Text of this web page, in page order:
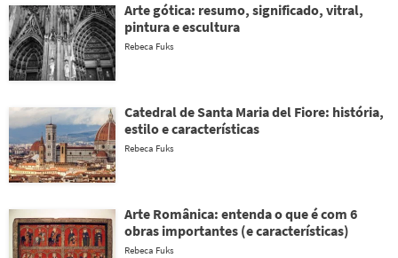
Arte gótica: resumo, significado, vitral,
pintura e escultura
Rebeca Fuks
Catedral de Santa Maria del Fiore: história,
estilo e características
Rebeca Fuks
Arte Românica: entenda o que é com 6
obras importantes (e características)
Rebeca Fuks